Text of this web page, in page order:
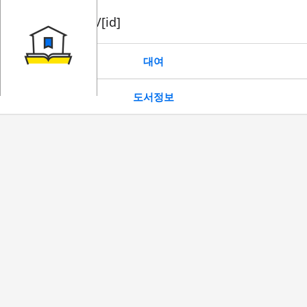
book/rent/[id]
대여
도서정보